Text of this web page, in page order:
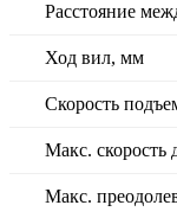
Расстояние
Ход вил, мм
Скорость
Макс. скорость
Макс.